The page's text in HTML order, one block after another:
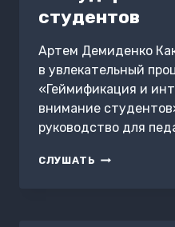
студентов
Артем Демиденко
в увлекательный
«Геймификация и
внимание
руководство для
СЛУШАТЬ